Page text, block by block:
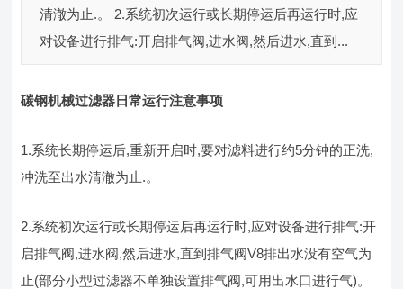
清澈为止.。 2.系统初次运行或长期停运后再运行时,应
对设备进行排气:开启排气阀,进水阀,然后进水,直到...
碳钢机械过滤器日常运行注意事项
1.系统长期停运后,重新开启时,要对滤料进行约5分钟的正洗,
冲洗至出水清澈为止.。
2.系统初次运行或长期停运后再运行时,应对设备进行排气:开
启排气阀,进水阀,然后进水,直到排气阀V8排出水没有空气为
止(部分小型过滤器不单独设置排气阀,可用出水口进行气)。